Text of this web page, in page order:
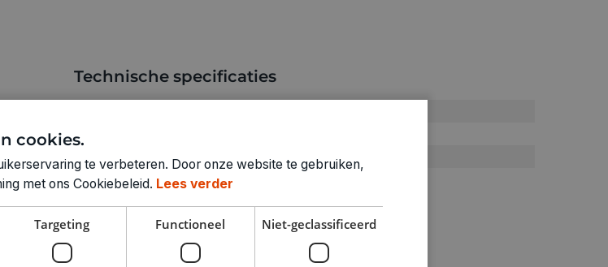
Technische specificaties
GEWICHT
ARTIKELNUMMER
cookies.
te verbeteren. Door onze website te gebruiken,
met ons Cookiebeleid. Lees verder
Targeting Functioneel Niet-geclassificeerd